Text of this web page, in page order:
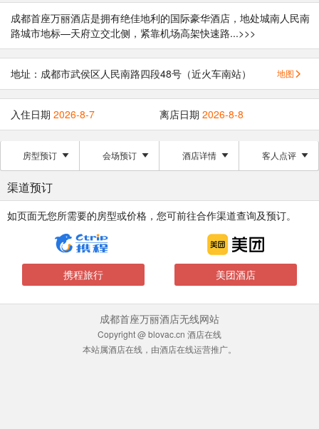
成都首座万丽酒店是拥有绝佳地利的国际豪华酒店，地处城南人民南
路城市地标—天府立交北侧，紧靠机场高架快速路...>>>
地址：成都市武侯区人民南路四段48号（近火车南站） 地图
入住日期 2026-8-7 离店日期 2026-8-8
房型预订 会场预订 酒店详情 客人点评
渠道预订
如页面无您所需要的房型或价格，您可前往合作渠道查询及预订。
携程旅行 美团酒店
成都首座万丽酒店无线网站
Copyright @ blovac.cn 酒店在线
本站属酒店在线，由酒店在线运营推广。